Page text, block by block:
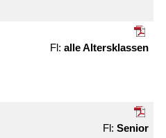
alle Alters­klassen
Senior